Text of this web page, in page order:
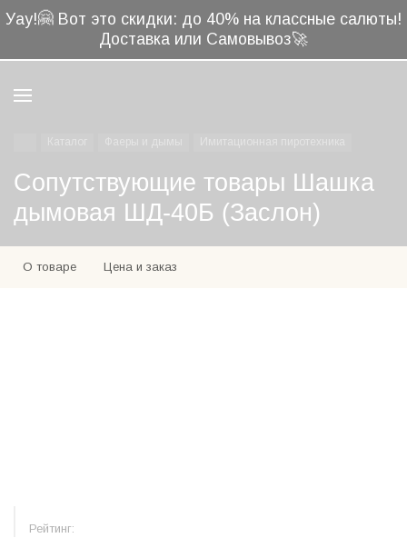
Уау!🤗 Вот это скидки: до 40% на классные салюты!
Доставка или Самовывоз🚀
Сопутствующие товары Шашка
дымовая ШД-40Б (Заслон)
О товаре Цена и заказ
Рейтинг: